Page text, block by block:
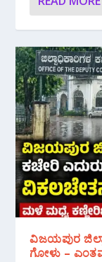
ವಿಜಯಪುರ
ಗೋಳು –